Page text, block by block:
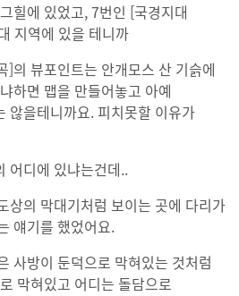
힐에 있었고, 7번인 [국경지대
지역에 있을 테니까
]의 뷰포인트는 안개모스 산 기슭에
하면 맵을 만들어놓고 아예
않을테니까요. 피치못할 이유가
어디에 있냐는건데..
상의 막대기처럼 보이는 곳에 다리가
얘기를 했었어요.
사방이 둔덕으로 막혀있는 것처럼
막혀있고 어디는 돌담으로